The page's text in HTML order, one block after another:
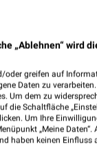
„Ablehnen“ wird
greifen auf
Daten zu
Um dem zu
die Schaltfläche
Um Ihre
„Meine
haben keinen Einfluss